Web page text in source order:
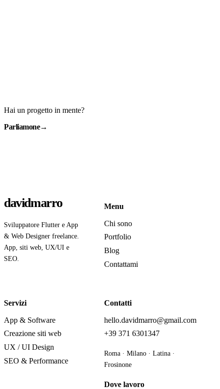
Hai un progetto in mente?
Parliamone→
davidmarro
Sviluppatore Flutter e App
& Web Designer freelance.
App, siti web, UX/UI e
SEO.
Menu
Chi sono
Portfolio
Blog
Contattami
Servizi
App & Software
Creazione siti web
UX / UI Design
SEO & Performance
Contatti
hello.davidmarro@gmail.com
+39 371 6301347
Roma · Milano · Latina ·
Frosinone
Dove lavoro